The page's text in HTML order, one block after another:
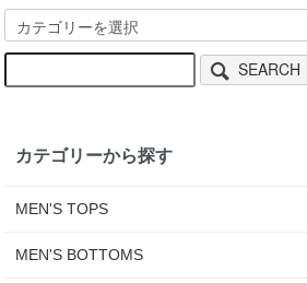
SEARCH
カテゴリーから探す
MEN'S TOPS
MEN'S BOTTOMS